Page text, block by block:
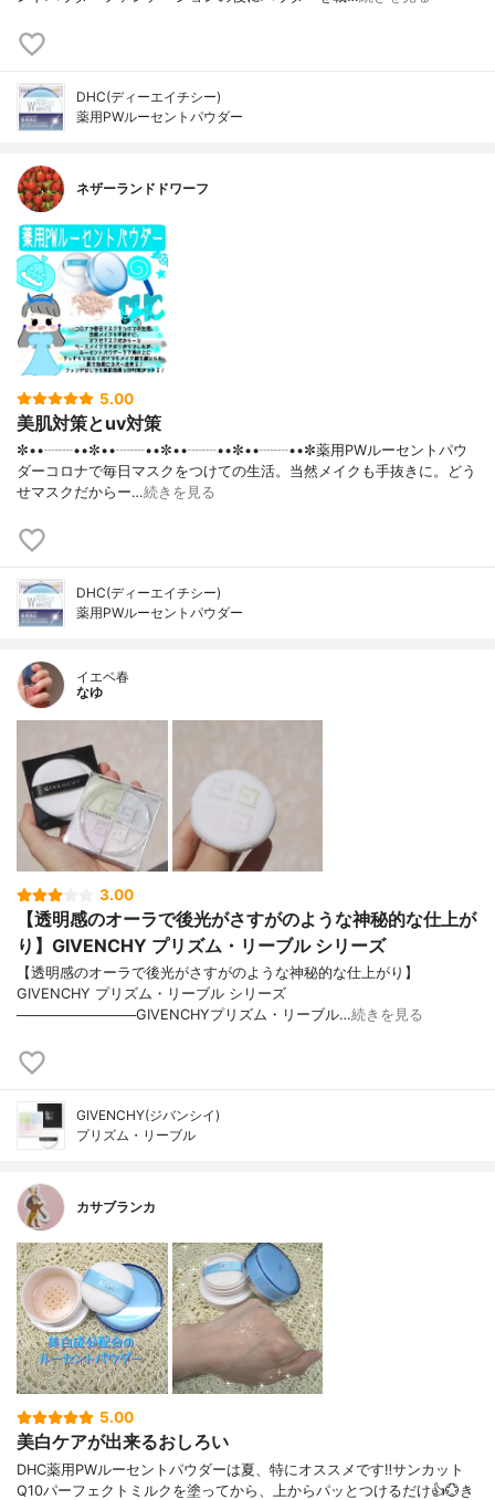
DHC(ディーエイチシー)
薬用PWルーセントパウダー
ネザーランドドワーフ
5.00
美肌対策とuv対策
✼••┈┈••✼••┈┈••✼••┈┈••✼••┈┈••✼薬用PWルーセントパウ
ダーコロナで毎日マスクをつけての生活。当然メイクも手抜きに。どう
せマスクだからー…続きを見る
DHC(ディーエイチシー)
薬用PWルーセントパウダー
イエベ春
なゆ
3.00
【透明感のオーラで後光がさすがのような神秘的な仕上が
り】GIVENCHY プリズム・リーブル シリーズ
【透明感のオーラで後光がさすがのような神秘的な仕上がり】
GIVENCHY プリズム・リーブル シリーズ
────────────GIVENCHYプリズム・リーブル…続きを見る
GIVENCHY(ジバンシイ)
プリズム・リーブル
カサブランカ
5.00
美白ケアが出来るおしろい
DHC薬用PWルーセントパウダーは夏、特にオススメです‼️サンカット
Q10パーフェクトミルクを塗ってから、上からパッとつけるだけ👍️💮き